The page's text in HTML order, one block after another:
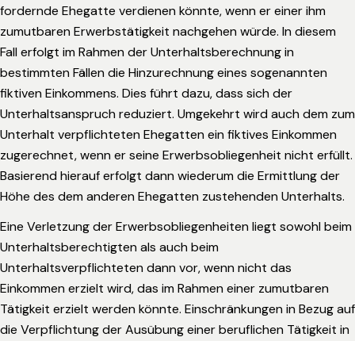
fordernde Ehegatte verdienen könnte, wenn er einer ihm
zumutbaren Erwerbstätigkeit nachgehen würde. In diesem
Fall erfolgt im Rahmen der Unterhaltsberechnung in
bestimmten Fällen die Hinzurechnung eines sogenannten
fiktiven Einkommens. Dies führt dazu, dass sich der
Unterhaltsanspruch reduziert. Umgekehrt wird auch dem zum
Unterhalt verpflichteten Ehegatten ein fiktives Einkommen
zugerechnet, wenn er seine Erwerbsobliegenheit nicht erfüllt.
Basierend hierauf erfolgt dann wiederum die Ermittlung der
Höhe des dem anderen Ehegatten zustehenden Unterhalts.
Eine Verletzung der Erwerbsobliegenheiten liegt sowohl beim
Unterhaltsberechtigten als auch beim
Unterhaltsverpflichteten dann vor, wenn nicht das
Einkommen erzielt wird, das im Rahmen einer zumutbaren
Tätigkeit erzielt werden könnte. Einschränkungen in Bezug auf
die Verpflichtung der Ausübung einer beruflichen Tätigkeit in